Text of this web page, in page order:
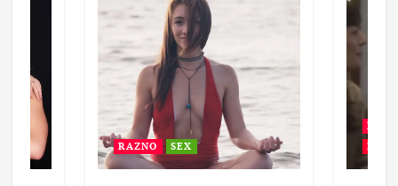
RAZNO SEX
BEZ